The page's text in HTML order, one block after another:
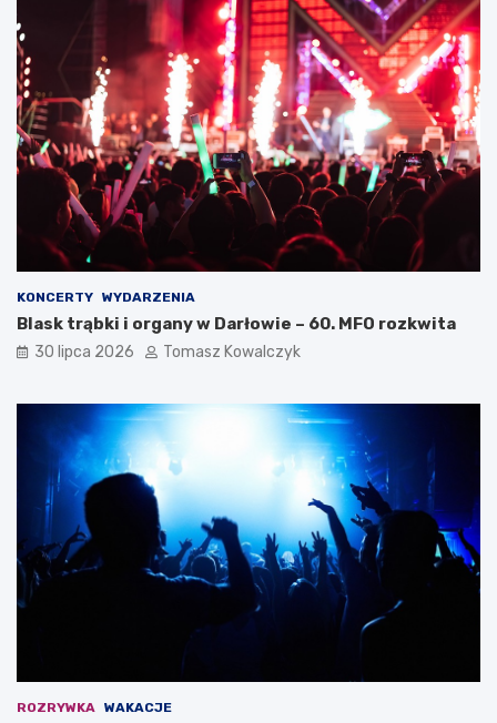
KONCERTY WYDARZENIA
Blask trąbki i organy w Darłowie – 60. MFO rozkwita
30 lipca 2026 Tomasz Kowalczyk
ROZRYWKA WAKACJE